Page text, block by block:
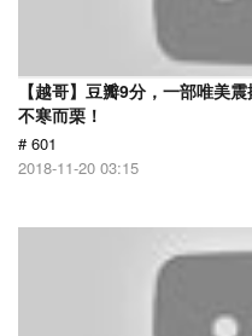
【越哥】豆瓣9分，一部唯美
不寒而栗！
# 601
2018-11-20 03:15